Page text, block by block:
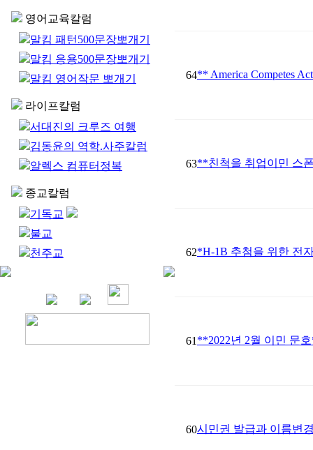
영어교육칼럼
말킴 패턴500문장뽀개기
말킴 응용500문장뽀개기
말킴 영어작문 뽀개기
라이프칼럼
서대진의 크루즈 여행
김동윤의 역학.사주칼럼
알렉스 컴퓨터정복
종교칼럼
기독교
불교
천주교
64** America Competes
63**친척을 취업이민 스
62*H-1B 추첨을 위한 전
61 **2022년 2월 이민 문
60시민권 발급과 이름변